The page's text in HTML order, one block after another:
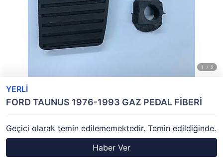
YERLİ
FORD TAUNUS 1976-1993 GAZ PEDAL FİBERİ
Geçici olarak temin edilememektedir. Temin edildiğinde.
Haber Ver